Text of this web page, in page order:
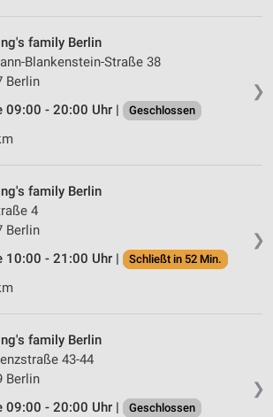
❯
family Berlin
Blankenstein-Straße 38
Berlin
09:00 - 20:00 Uhr |
Geschlossen
❯
family Berlin
4
Berlin
10:00 - 21:00 Uhr |
Schließt in 52 Min.
❯
family Berlin
43-44
Berlin
09:00 - 20:00 Uhr |
Geschlossen